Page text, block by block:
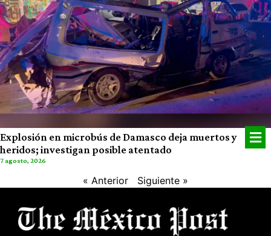
Explosión en microbús de Damasco deja muertos y
heridos; investigan posible atentado
7 agosto, 2026
« Anterior Siguiente »